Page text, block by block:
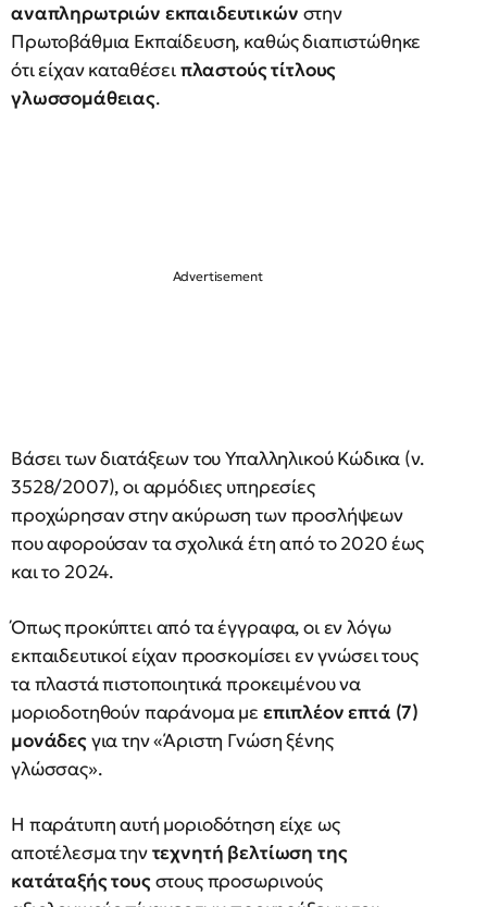
αναπληρωτριών εκπαιδευτικών στην
Πρωτοβάθμια Εκπαίδευση, καθώς διαπιστώθηκε
ότι είχαν καταθέσειπλαστούς τίτλους
γλωσσομάθειας.
Βάσει των διατάξεων του Υπαλληλικού Κώδικα (ν.
3528/2007), οι αρμόδιες υπηρεσίες
προχώρησαν στην ακύρωση των προσλήψεων
που αφορούσαν τα σχολικά έτη από το 2020 έως
και το 2024.
Όπως προκύπτει από τα έγγραφα, οι εν λόγω
εκπαιδευτικοί είχαν προσκομίσει εν γνώσει τους
τα πλαστά πιστοποιητικά προκειμένου να
μοριοδοτηθούν παράνομα με επιπλέον επτά (7)
μονάδεςγια την «Άριστη Γνώση ξένης
γλώσσας».
Η παράτυπη αυτή μοριοδότηση είχε ως
αποτέλεσμα τηντεχνητή βελτίωση της
κατάταξής τουςστους προσωρινούς